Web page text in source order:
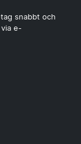
snabbt och
e-